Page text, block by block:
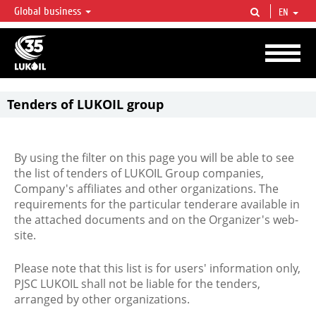
LUKOIL OVERVIEW
LUKOIL is one of the largest oil & gas vertical integrated companies in the world
accounting for over 2% of crude production and circa 1% of proved hydrocarbon
reserves globally.
Global business EN
Tenders of LUKOIL group
By using the filter on this page you will be able to see
the list of tenders of LUKOIL Group companies,
Company's affiliates and other organizations. The
requirements for the particular tenderare available in
the attached documents and on the Organizer's web-
site.
Please note that this list is for users' information only,
PJSC LUKOIL shall not be liable for the tenders,
arranged by other organizations.